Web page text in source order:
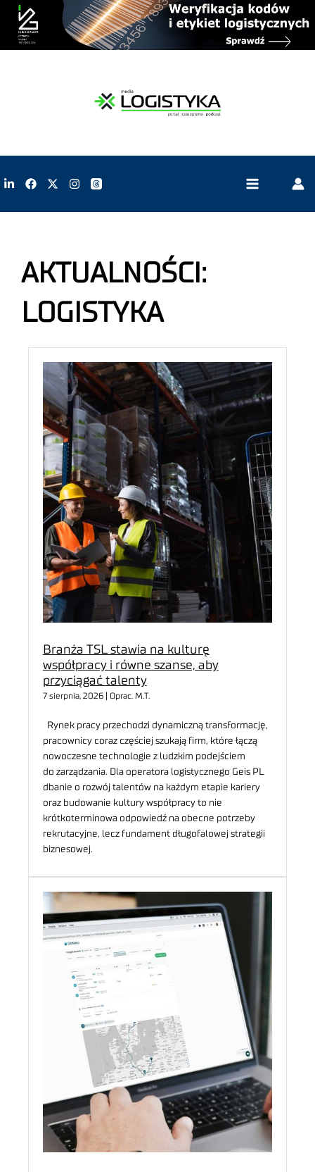
AKTUALNOŚCI:
LOGISTYKA
Branża TSL stawia na kulturę
współpracy i równe szanse, aby
przyciągać talenty
7 sierpnia, 2026 | Oprac. M.T.
Rynek pracy przechodzi dynamiczną transformację,
pracownicy coraz częściej szukają firm, które łączą
nowoczesne technologie z ludzkim podejściem
do zarządzania. Dla operatora logistycznego Geis PL
dbanie o rozwój talentów na każdym etapie kariery
oraz budowanie kultury współpracy to nie
krótkoterminowa odpowiedź na obecne potrzeby
rekrutacyjne, lecz fundament długofalowej strategii
biznesowej.